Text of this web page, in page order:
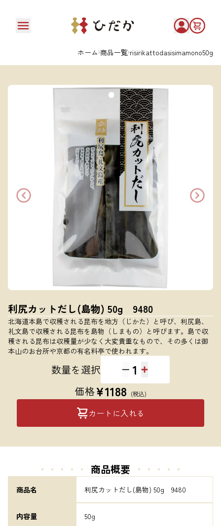
ホーム 商品一覧 risirikattodasisimamono50g
利尻カットだし(島物) 50g 9480
北海道本島で収穫される昆布を地方（じかた）と呼び、利尻島、
礼文島で収穫される昆布を島物（しまもの）と呼びます。島で収
穫される昆布は収穫量が少なく大変貴重なもので、その多くは御
本山のお台所や京都の有名料亭で使われます。
数量を選択 1
価格¥1188 (税込)
カートに入れる
・・・・・ 商品概要 ・・・・・
商品名 利尻カットだし(島物) 50g　9480
内容量 50g